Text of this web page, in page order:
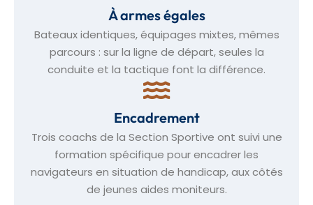
À armes égales
Bateaux identiques, équipages mixtes, mêmes
parcours : sur la ligne de départ, seules la
conduite et la tactique font la différence.
Encadrement
Trois coachs de la Section Sportive ont suivi une
formation spécifique pour encadrer les
navigateurs en situation de handicap, aux côtés
de jeunes aides moniteurs.